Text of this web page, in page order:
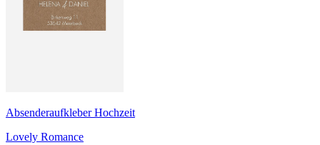
Absenderaufkleber Hochzeit
Lovely Romance